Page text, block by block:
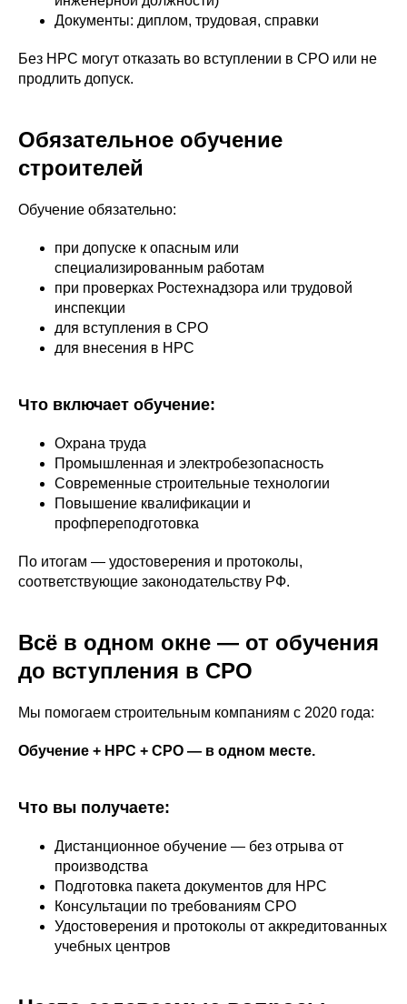
Документы: диплом, трудовая, справки
Без НРС могут отказать во вступлении в СРО или не
продлить допуск.
Обязательное обучение
строителей
Обучение обязательно:
при допуске к опасным или
специализированным работам
при проверках Ростехнадзора или трудовой
инспекции
для вступления в СРО
для внесения в НРС
Что включает обучение:
Охрана труда
Промышленная и электробезопасность
Современные строительные технологии
Повышение квалификации и
профпереподготовка
По итогам — удостоверения и протоколы,
соответствующие законодательству РФ.
Всё в одном окне — от обучения
до вступления в СРО
Мы помогаем строительным компаниям с 2020 года:
Обучение + НРС + СРО — в одном месте.
Что вы получаете:
Дистанционное обучение — без отрыва от
производства
Подготовка пакета документов для НРС
Консультации по требованиям СРО
Удостоверения и протоколы от аккредитованных
учебных центров